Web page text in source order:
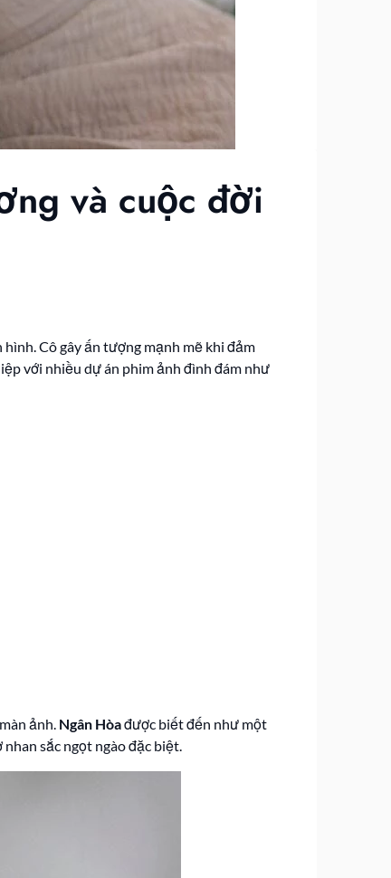
và cuộc đời
Cô gây ấn tượng mạnh mẽ khi đảm
với nhiều dự án phim ảnh đình đám như
ảnh. Ngân Hòađược biết đến như một
sắc ngọt ngào đặc biệt.